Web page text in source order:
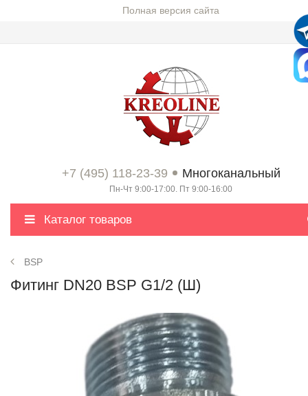
Полная версия сайта
+7 (495) 118-23-39 Многоканальный
Пн-Чт 9:00-17:00. Пт 9:00-16:00
Каталог товаров
BSP
Фитинг DN20 BSP G1/2 (Ш)